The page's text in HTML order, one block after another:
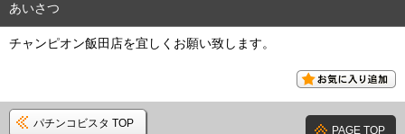
あいさつ
チャンピオン飯田店を宜しくお願い致します。
パチンコビスタ TOP
PAGE TOP